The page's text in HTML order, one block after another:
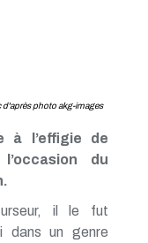
d'après photo akg-images
à l’effigie de
du
il le fut
dans un genre